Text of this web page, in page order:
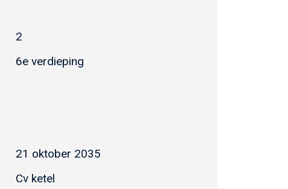
2
6e verdieping
21 oktober 2035
Cv ketel